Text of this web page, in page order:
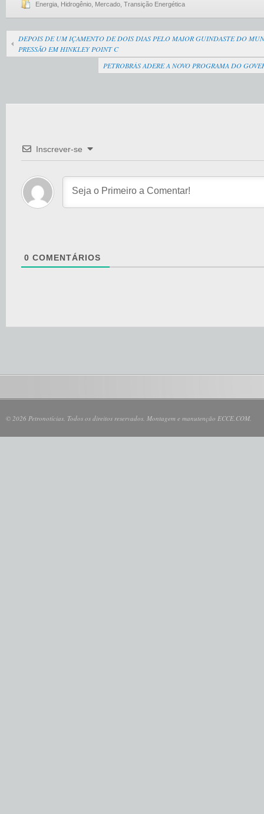
Energia Hidrogênio Mercado Transição Energética
DEPOIS DE UM IÇAMENTO DE DOIS DIAS PELO MAIOR GUINDASTE DO
PRESSÃO EM HINKLEY POINT C
PETROBRÁS ADERE A NOVO PROGRAMA DO
Inscrever-se
0 COMENTÁRIOS
© 2026 Petronotícias. Todos os direitos reservados. Montagem e manutenção ECCE.COM.